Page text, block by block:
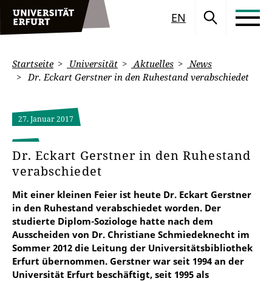
EN
Startseite Universität Aktuelles
News
Dr. Eckart Gerstner in den Ruhestand verabschiedet
27. Januar 2017
Dr. Eckart Gerstner in den Ruhestand
verabschiedet
Mit einer kleinen Feier ist heute Dr. Eckart Gerstner
in den Ruhestand verabschiedet worden. Der
studierte Diplom-Soziologe hatte nach dem
Ausscheiden von Dr. Christiane Schmiedeknecht im
Sommer 2012 die Leitung der Universitätsbibliothek
Erfurt übernommen. Gerstner war seit 1994 an der
Universität Erfurt beschäftigt, seit 1995 als